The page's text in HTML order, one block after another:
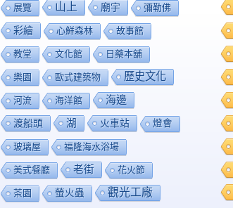
展覽 山上 廟宇 彌勒佛
彩繪 心鮮森林 故事館
教堂 文化館 日藥本舖
樂園 歐式建築物 歷史文化
河流 海洋館 海邊
渡船頭 湖 火車站 燈會
玻璃屋 福隆海水浴場
美式餐廳 老街 花火節
茶園 螢火蟲 觀光工廠